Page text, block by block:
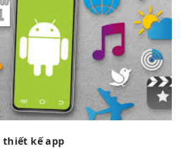
thiết kế app